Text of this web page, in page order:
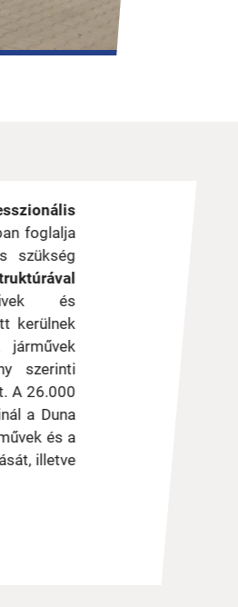
foglalja
szükség
és
kerülnek
járművek
szerinti
A 26.000
a Duna
és a
illetve